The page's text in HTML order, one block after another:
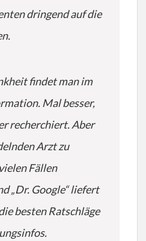
dringend auf die
findet man im
Mal besser,
recherchiert. Aber
Arzt zu
Fällen
„Dr. Google“ liefert
besten Ratschläge